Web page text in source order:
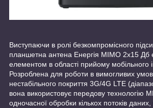
Виступаючи в ролі безкомпромісного
планшетна антена Енергія MIMO 2x15 Дб
елементом в області прийому мобільного
Розроблена для роботи в вимогливих
нестабільного покриття 3G/4G LTE
вона використовує передову технологію
одночасної обробки кількох потоків